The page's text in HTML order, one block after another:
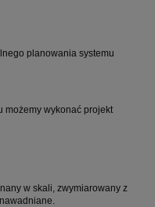
planowania systemu
możemy wykonać projekt
w skali, zwymiarowany z